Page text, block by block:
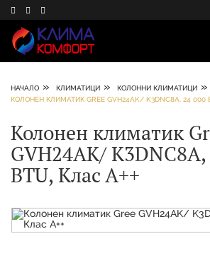
НАЧАЛО » КЛИМАТИЦИ » КОЛОННИ КЛИМАТИЦИ »
КОЛОНЕН КЛИМАТИК GREE GVH24AK/ K3DNC8A, 24 000
Колонен климатик
GVH24AK/
BTU, Клас А++